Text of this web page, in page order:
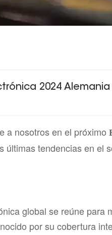
2024 Alemania
a nosotros en el próximo
últimas tendencias en el
global se reúne
por su cobertura